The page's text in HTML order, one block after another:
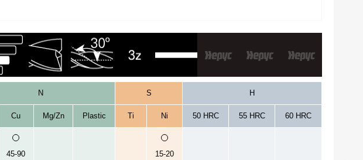
N S H
Cu Mg/Zn Plastic Ti Ni 50 HRC 55 HRC 60 HRC
45-90 15-20